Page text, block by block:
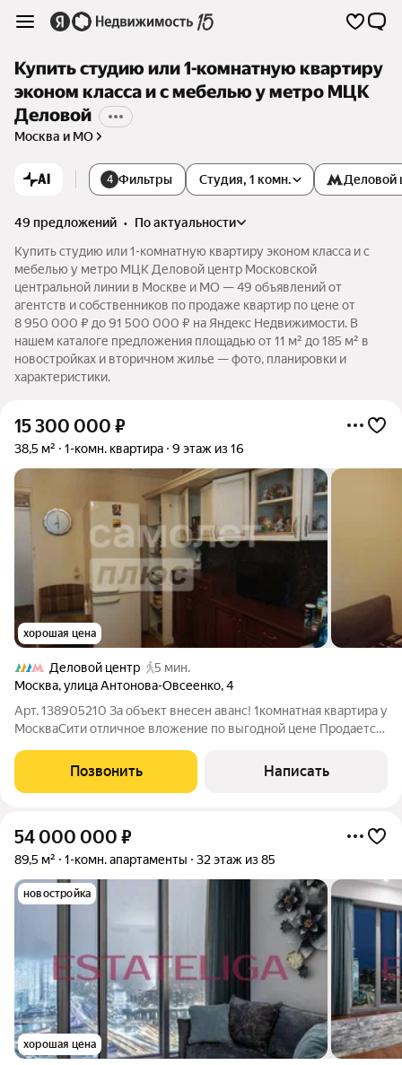
Купить студию или 1-комнатную квартиру
эконом класса и с мебелью у метро МЦК
Деловой
Москва и МО
AI 4 Фильтры Студия, 1 комн. Деловой
49 предложений •
по актуальности
Купить студию или 1-комнатную квартиру эконом класса и с
мебелью у метро МЦК Деловой центр Московской
центральной линии в Москве и МО — 49 объявлений от
агентств и собственников по продаже квартир по цене от
8 950 000 ₽ до 91 500 000 ₽ на Яндекс Недвижимости. В
нашем каталоге предложения площадью от 11 м² до 185 м² в
новостройках и вторичном жилье — фото, планировки и
характеристики.
15 300 000 ₽
38,5 м² 1-комн. квартира 9 этаж из 16
хорошая цена
Деловой центр
5 мин.
Москва,улица Антонова-Овсеенко,4
Арт. 138905210 За объект внесен аванс! 1комнатная квартира у
МоскваСити отличное вложение по выгодной цене Продается
Москва, ул. АнтоноваОвсеенко. Привлекательное
предложение для тех, кто
Позвонить Написать
54 000 000 ₽
89,5 м² 1-комн. апартаменты 32 этаж из 85
новостройка
хорошая цена